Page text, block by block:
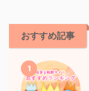
おすすめ記事
1